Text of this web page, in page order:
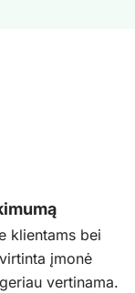
klientams bei
įmonė
vertinama.